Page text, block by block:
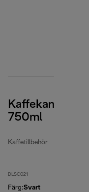
Kaffekanna
750ml
Kaffetillbehör
DLSC021
Färg:Svart